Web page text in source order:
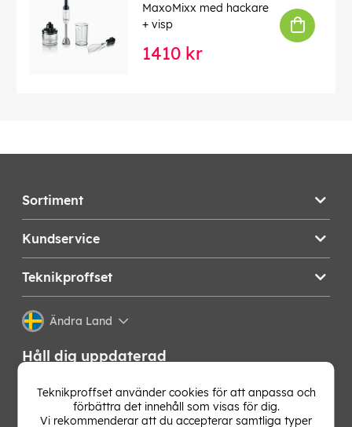
MaxoMixx med hackare
+ visp
1410 kr
Sortiment
Kundservice
Teknikproffset
Ändra Land
Håll dig uppdaterad
Få de senaste nyheterna, hetaste erbjudandena och
bästa tipsen från oss direkt i din mejlkorg. Signa upp på
vårt nyhetsbrev!
Teknikproffset använder cookies för att anpassa och
förbättra det innehåll som visas för dig.
Vi rekommenderar att du accepterar samtliga typer